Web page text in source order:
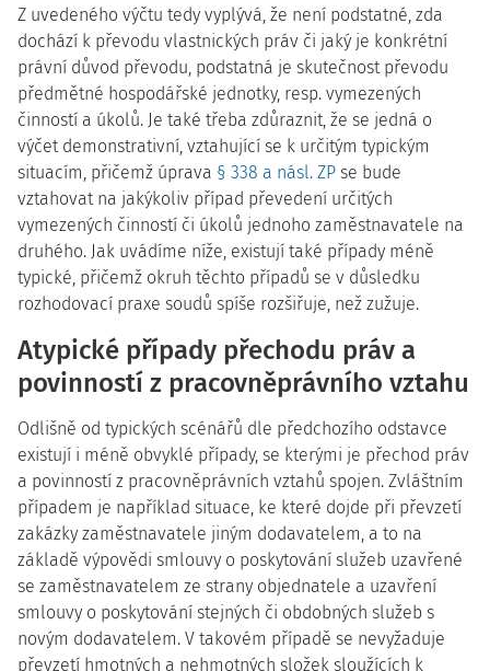
Z uvedeného výčtu tedy vyplývá, že není podstatné, zda
dochází k převodu vlastnických práv či jaký je konkrétní
právní důvod převodu, podstatná je skutečnost převodu
předmětné hospodářské jednotky, resp. vymezených
činností a úkolů. Je také třeba zdůraznit, že se jedná o
výčet demonstrativní, vztahující se k určitým typickým
situacím, přičemž úprava § 338 a násl. ZP se bude
vztahovat na jakýkoliv případ převedení určitých
vymezených činností či úkolů jednoho zaměstnavatele na
druhého. Jak uvádíme níže, existují také případy méně
typické, přičemž okruh těchto případů se v důsledku
rozhodovací praxe soudů spíše rozšiřuje, než zužuje.
Atypické případy přechodu práv a
povinností z pracovněprávního vztahu
Odlišně od typických scénářů dle předchozího odstavce
existují i méně obvyklé případy, se kterými je přechod práv
a povinností z pracovněprávních vztahů spojen. Zvláštním
případem je například situace, ke které dojde při převzetí
zakázky zaměstnavatele jiným dodavatelem, a to na
základě výpovědi smlouvy o poskytování služeb uzavřené
se zaměstnavatelem ze strany objednatele a uzavření
smlouvy o poskytování stejných či obdobných služeb s
novým dodavatelem. V takovém případě se nevyžaduje
převzetí hmotných a nehmotných složek sloužících k